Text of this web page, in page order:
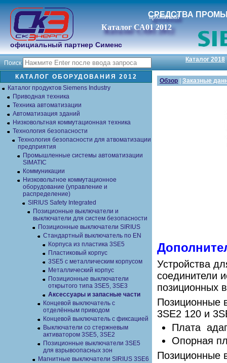
СРЕДСТВА
официальный партнер Сименс
Каталог СА01 2012
архивный
Поиск Каталог 2018
Обзор Заказные
Устройства
соединители
позиционных
Позиционные
3SE2 120 и
Плата
Опорная
Позиционные
КАТАЛОГ ОБОРУДОВАНИЯ 2012
Каталог продуктов Siemens Industry
Приводная техника
Техника автоматизации
Автоматизация зданий
Низковольтная коммутационная техника
Технология безопасности
Технология безопасности для атвоматизации
предприятия
Промышленные системы автоматизации
SIMATIC
Коммуникации
Низковольтное коммутационное
оборудование (управление и
распределение)
SIRIUS Safety Integrated
Позиционные выключатели и
выключатели для систем безопасности
Позиционные выключатели SIRIUS
Стандартный выключатель по EN
Корпуса из пластика 3SE5
Пластиковый корпус
3SE5 с металлическим корпусом
Металлический корпус
Позиционные выключатели
открытого типа 3SE5, 3SE3
Аксессуары и запасные части
Концевой выключатель с
отделённым приводом
Концевой выключатель с фиксацией
Выключатели со стержневым
активатором 3SE5, 3SE2
Позиционные выключатели 3SE5
для взрывоопасных зон
Магнитные выключатели SIRIUS 3SE6